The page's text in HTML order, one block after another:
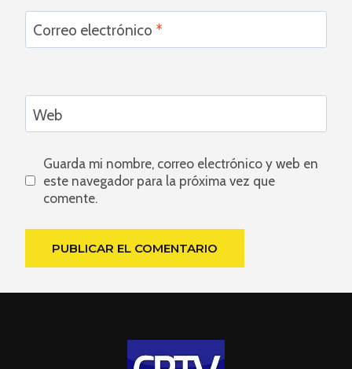
Correo electrónico *
Web
Guarda mi nombre, correo electrónico y web en
este navegador para la próxima vez que
comente.